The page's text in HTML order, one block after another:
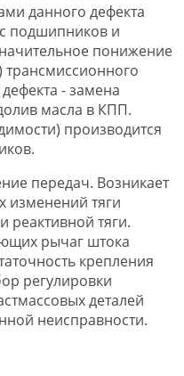
данного дефекта
подшипников и
понижение
- замена
масла в КПП.
производится
передач. Возникает
тяги
реактивной тяги.
рычаг штока
крепления
регулировки
деталей
неисправности.